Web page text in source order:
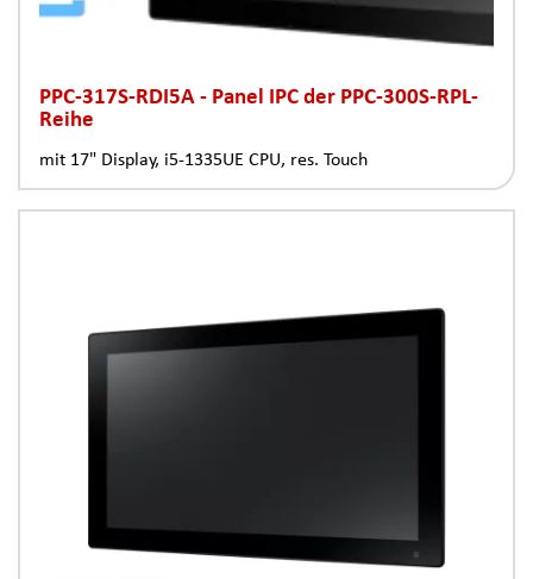
PPC-317S-RDI5A - Panel IPC der PPC-300S-RPL-
Reihe
mit 17" Display, i5-1335UE CPU, res. Touch